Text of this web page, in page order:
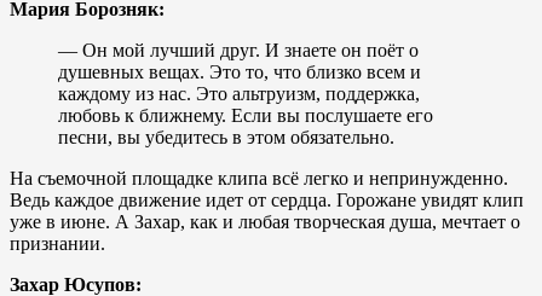
Мария Борозняк:
— Он мой лучший друг. И знаете он поёт о
душевных вещах. Это то, что близко всем и
каждому из нас. Это альтруизм, поддержка,
любовь к ближнему. Если вы послушаете его
песни, вы убедитесь в этом обязательно.
На съемочной площадке клипа всё легко и непринужденно.
Ведь каждое движение идет от сердца. Горожане увидят клип
уже в июне. А Захар, как и любая творческая душа, мечтает о
признании.
Захар Юсупов: